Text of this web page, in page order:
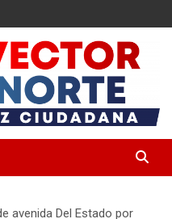
avenida Del Estado por